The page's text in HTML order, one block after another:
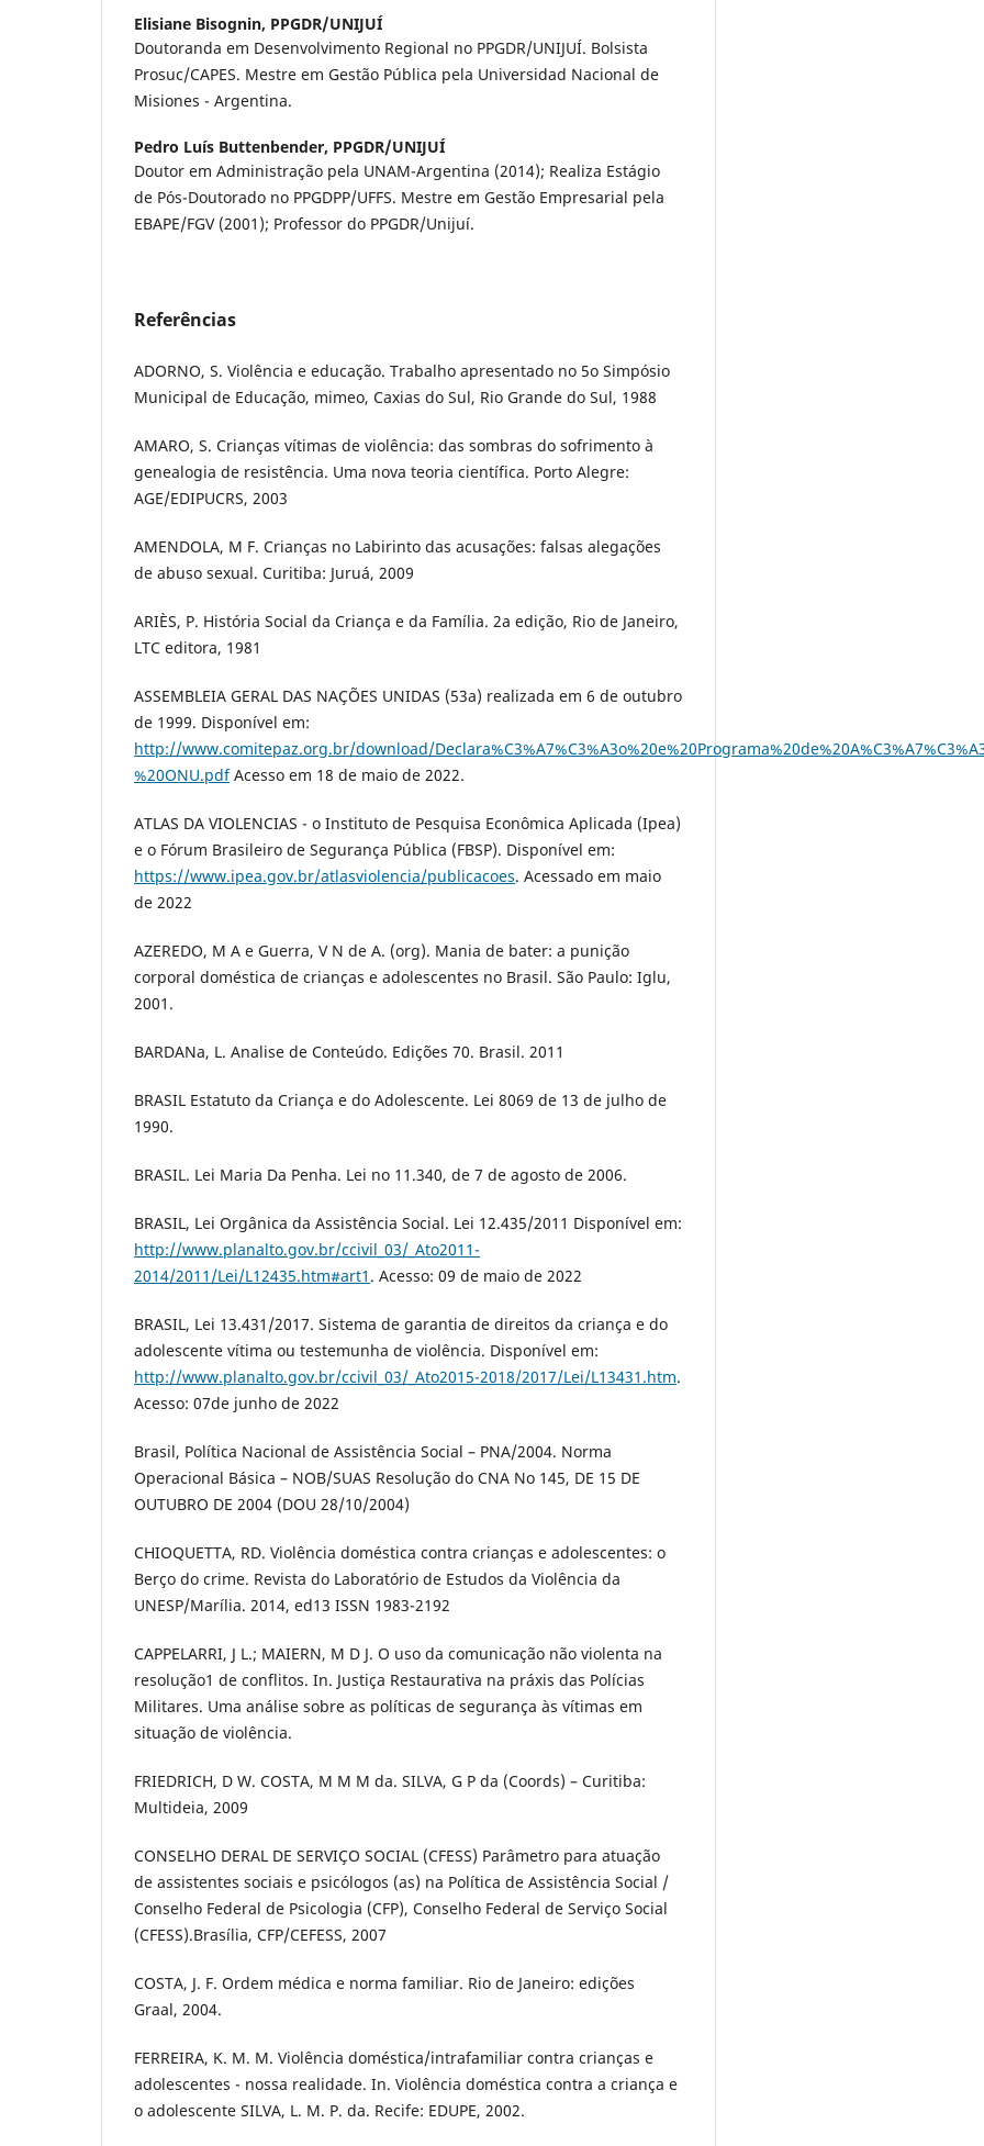
Elisiane Bisognin, PPGDR/UNIJUÍ
Doutoranda em Desenvolvimento Regional no PPGDR/UNIJUÍ. Bolsista
Prosuc/CAPES. Mestre em Gestão Pública pela Universidad Nacional de
Misiones - Argentina.
Pedro Luís Buttenbender, PPGDR/UNIJUÍ
Doutor em Administração pela UNAM-Argentina (2014); Realiza Estágio
de Pós-Doutorado no PPGDPP/UFFS. Mestre em Gestão Empresarial pela
EBAPE/FGV (2001); Professor do PPGDR/Unijuí.
Referências
ADORNO, S. Violência e educação. Trabalho apresentado no 5o Simpósio
Municipal de Educação, mimeo, Caxias do Sul, Rio Grande do Sul, 1988
AMARO, S. Crianças vítimas de violência: das sombras do sofrimento à
genealogia de resistência. Uma nova teoria científica. Porto Alegre:
AGE/EDIPUCRS, 2003
AMENDOLA, M F. Crianças no Labirinto das acusações: falsas alegações
de abuso sexual. Curitiba: Juruá, 2009
ARIÈS, P. História Social da Criança e da Família. 2a edição, Rio de Janeiro,
LTC editora, 1981
ASSEMBLEIA GERAL DAS NAÇÕES UNIDAS (53a) realizada em 6 de outubro
de 1999. Disponível em:
http://www.comitepaz.org.br/download/
%20ONU.pdfAcesso em 18 de maio de 2022.
ATLAS DA VIOLENCIAS - o Instituto de Pesquisa Econômica Aplicada (Ipea)
e o Fórum Brasileiro de Segurança Pública (FBSP). Disponível em:
https://www.ipea.gov.br/atlasviolencia/publicacoes. Acessado em maio
de 2022
AZEREDO, M A e Guerra, V N de A. (org). Mania de bater: a punição
corporal doméstica de crianças e adolescentes no Brasil. São Paulo: Iglu,
2001.
BARDANa, L. Analise de Conteúdo. Edições 70. Brasil. 2011
BRASIL Estatuto da Criança e do Adolescente. Lei 8069 de 13 de julho de
1990.
BRASIL. Lei Maria Da Penha. Lei no 11.340, de 7 de agosto de 2006.
BRASIL, Lei Orgânica da Assistência Social. Lei 12.435/2011 Disponível em:
http://www.planalto.gov.br/ccivil_03/_Ato2011-
2014/2011/Lei/L12435.htm#art1 . Acesso: 09 de maio de 2022
BRASIL, Lei 13.431/2017. Sistema de garantia de direitos da criança e do
adolescente vítima ou testemunha de violência. Disponível em:
http://www.planalto.gov.br/ccivil_03/_Ato2015-2018/2017/Lei/L13431.htm.
Acesso: 07de junho de 2022
Brasil, Política Nacional de Assistência Social – PNA/2004. Norma
Operacional Básica – NOB/SUAS Resolução do CNA No 145, DE 15 DE
OUTUBRO DE 2004 (DOU 28/10/2004)
CHIOQUETTA, RD. Violência doméstica contra crianças e adolescentes: o
Berço do crime. Revista do Laboratório de Estudos da Violência da
UNESP/Marília. 2014, ed13 ISSN 1983-2192
CAPPELARRI, J L.; MAIERN, M D J. O uso da comunicação não violenta na
resolução1 de conflitos. In. Justiça Restaurativa na práxis das Polícias
Militares. Uma análise sobre as políticas de segurança às vítimas em
situação de violência.
FRIEDRICH, D W. COSTA, M M M da. SILVA, G P da (Coords) – Curitiba:
Multideia, 2009
CONSELHO DERAL DE SERVIÇO SOCIAL (CFESS) Parâmetro para atuação
de assistentes sociais e psicólogos (as) na Política de Assistência Social /
Conselho Federal de Psicologia (CFP), Conselho Federal de Serviço Social
(CFESS).Brasília, CFP/CEFESS, 2007
COSTA, J. F. Ordem médica e norma familiar. Rio de Janeiro: edições
Graal, 2004.
FERREIRA, K. M. M. Violência doméstica/intrafamiliar contra crianças e
adolescentes - nossa realidade. In. Violência doméstica contra a criança e
o adolescente SILVA, L. M. P. da. Recife: EDUPE, 2002.